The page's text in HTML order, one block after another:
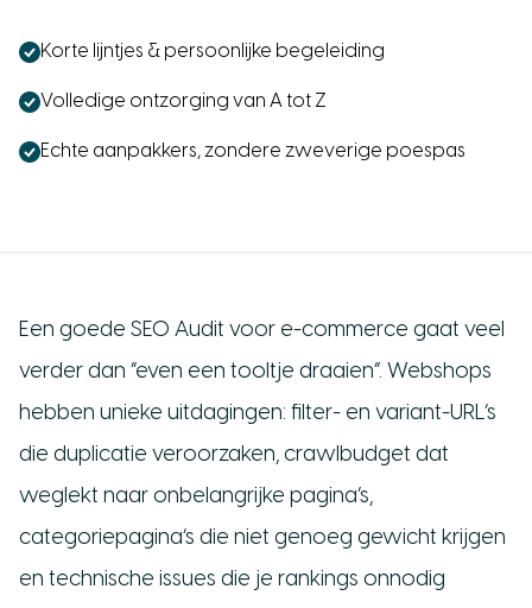
Korte lijntjes & persoonlijke begeleiding
Volledige ontzorging van A tot Z
Echte aanpakkers, zondere zweverige poespas
Een goede SEO Audit voor e-commerce gaat veel
verder dan “even een tooltje draaien”. Webshops
hebben unieke uitdagingen: filter- en variant-URL’s
die duplicatie veroorzaken, crawlbudget dat
weglekt naar onbelangrijke pagina’s,
categoriepagina’s die niet genoeg gewicht krijgen
en technische issues die je rankings onnodig